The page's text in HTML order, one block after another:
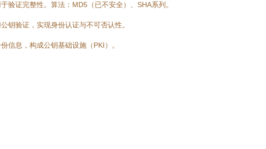
验证完整性。算法：MD5（已不安全）、SHA系列。
钥验证，实现身份认证与不可否认性。
信息，构成公钥基础设施（PKI）。